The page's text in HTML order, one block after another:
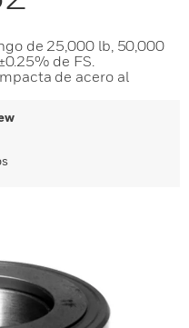
de 25,000 lb, 50,000
de FS.
de acero al